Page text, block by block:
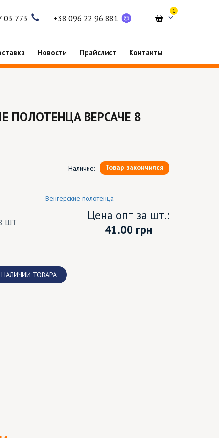
03 773 +38 096 22 96 881
0
Новости Прайслист Контакты
ПОЛОТЕНЦА ВЕРСАЧЕ 8
Наличие: Товар закончился
Венгерские полотенца
ШТ
Цена опт за шт.:
41.00 грн
ТОВАРА